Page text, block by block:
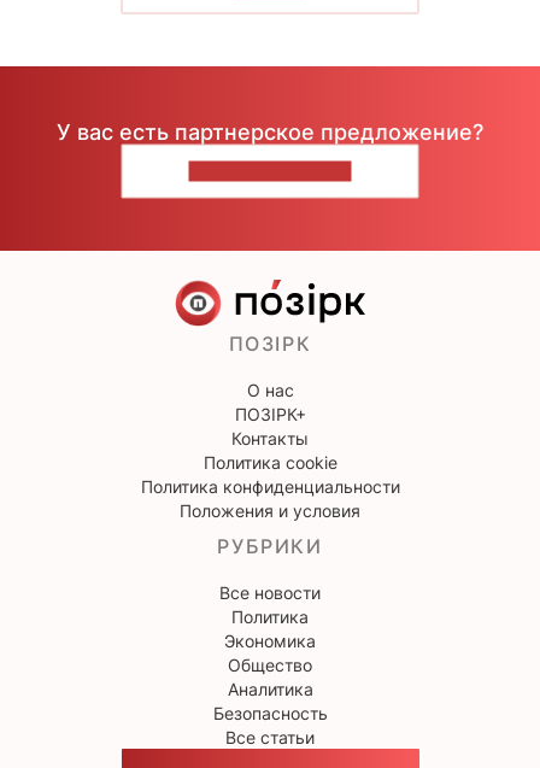
У вас есть партнерское предложение?
ПОЗІРК
О нас
ПОЗІРК+
Контакты
Политика cookie
Политика конфиденциальности
Положения и условия
РУБРИКИ
Все новости
Политика
Экономика
Общество
Аналитика
Безопасность
Все статьи